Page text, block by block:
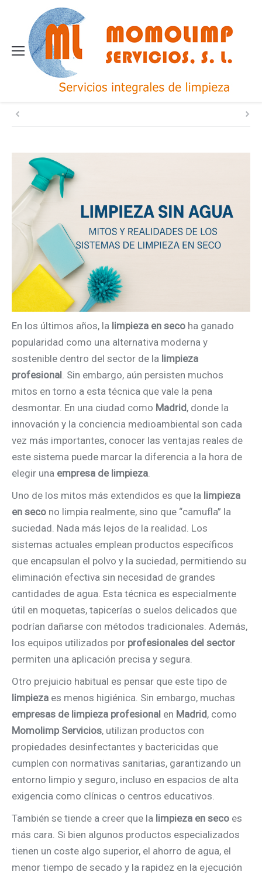
En los últimos años, la limpieza en seco ha ganado
popularidad como una alternativa moderna y
sostenible dentro del sector de la limpieza
profesional. Sin embargo, aún persisten muchos
mitos en torno a esta técnica que vale la pena
desmontar. En una ciudad como Madrid, donde la
innovación y la conciencia medioambiental son cada
vez más importantes, conocer las ventajas reales de
este sistema puede marcar la diferencia a la hora de
elegir una empresa de limpieza.
Uno de los mitos más extendidos es que la limpieza
en seco no limpia realmente, sino que “camufla” la
suciedad. Nada más lejos de la realidad. Los
sistemas actuales emplean productos específicos
que encapsulan el polvo y la suciedad, permitiendo su
eliminación efectiva sin necesidad de grandes
cantidades de agua. Esta técnica es especialmente
útil en moquetas, tapicerías o suelos delicados que
podrían dañarse con métodos tradicionales. Además,
los equipos utilizados por profesionales del sector
permiten una aplicación precisa y segura.
Otro prejuicio habitual es pensar que este tipo de
limpieza es menos higiénica. Sin embargo, muchas
empresas de limpieza profesional en Madrid, como
Momolimp Servicios, utilizan productos con
propiedades desinfectantes y bactericidas que
cumplen con normativas sanitarias, garantizando un
entorno limpio y seguro, incluso en espacios de alta
exigencia como clínicas o centros educativos.
También se tiende a creer que la limpieza en seco es
más cara. Si bien algunos productos especializados
tienen un coste algo superior, el ahorro de agua, el
menor tiempo de secado y la rapidez en la ejecución